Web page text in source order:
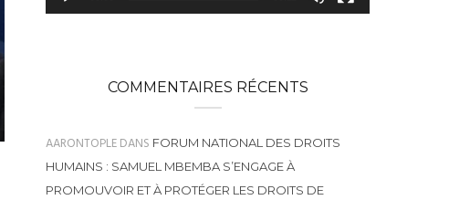
COMMENTAIRES RÉCENTS
AARONTOPLEDANS FORUM NATIONAL DES DROITS
HUMAINS : SAMUEL MBEMBA S’ENGAGE À
PROMOUVOIR ET À PROTÉGER LES DROITS DE